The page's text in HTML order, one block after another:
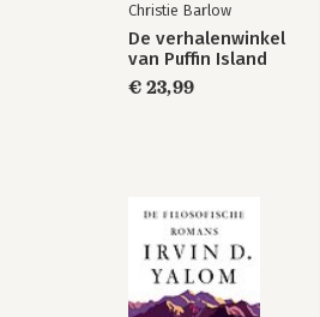
Christie Barlow
De verhalenwinkel
van Puffin Island
€ 23,99